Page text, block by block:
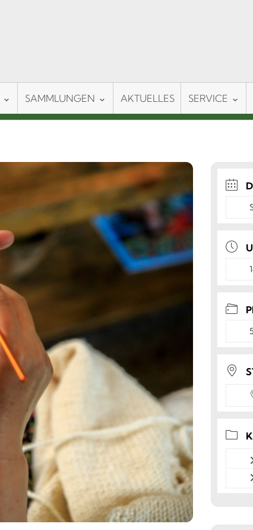
SAMMLUNGEN AKTUELLES SERVICE